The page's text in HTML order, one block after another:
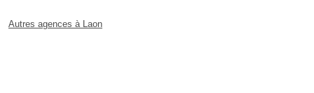
Autres agences à Laon